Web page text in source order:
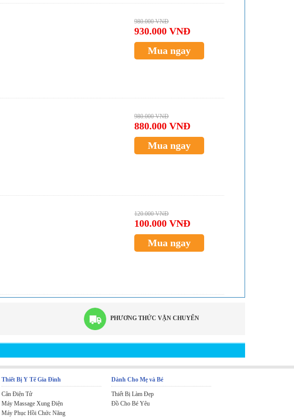
980.000 VNĐ
930.000 VNĐ
Mua ngay
980.000 VNĐ
880.000 VNĐ
Mua ngay
120.000 VNĐ
100.000 VNĐ
Mua ngay
PHƯƠNG THỨC VẬN CHUYỂN
Thiết Bị Y Tế Gia Đình
Cân Điện Tử
Máy Massage Xung Điện
Máy Phục Hồi Chức Năng
Dành Cho Mẹ và Bé
Thiết Bị Làm Đẹp
Đồ Cho Bé Yêu